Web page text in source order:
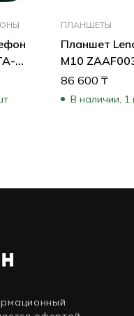
ПЛАНШЕТЫ
Планшет
M10
Гб, 4 Гб)
86 600₸
В наличии, 1